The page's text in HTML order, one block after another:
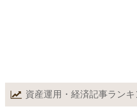
資産運用・経済記事ラン